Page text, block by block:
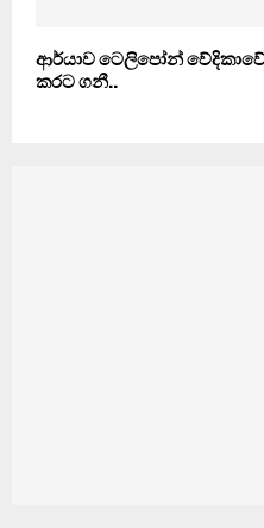
ආර්යාව ටෙලිපෝන්
කරට ගනී..